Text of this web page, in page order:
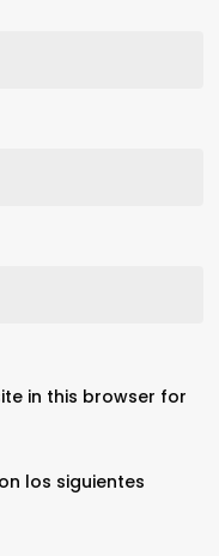
in this browser for
los siguientes